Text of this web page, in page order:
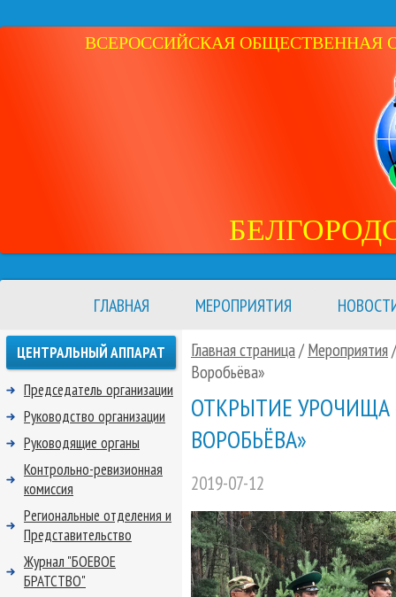
ВСЕРОССИЙСКАЯ ОБЩЕСТВЕННАЯ
ГЛАВНАЯ МЕРОПРИЯТИЯ
Главная страница/ Мероприятия
Воробьёва»
ОТКРЫТИЕ УРОЧИЩА
ВОРОБЬЁВА»
2019-07-12
ЦЕНТРАЛЬНЫЙ АППАРАТ
Председатель организации
Руководство организации
Руководящие органы
Контрольно-ревизионная
комиссия
Региональные отделения и
Представительство
Журнал "БОЕВОЕ
БРАТСТВО"